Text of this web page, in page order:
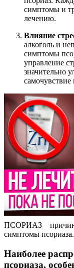
симптомы и
лечению.
Влияние
алкоголь и
симптомы
управление
значительно
самочувствие
ПСОРИАЗ –
симптомы
Наиболее
псориаза,